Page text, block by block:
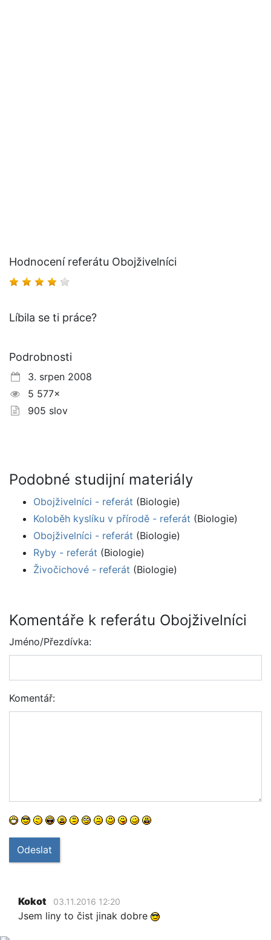
Hodnocení referátu Obojživelníci
Líbila se ti práce?
Podrobnosti
3. srpen 2008
5 577×
905 slov
Podobné studijní materiály
Obojživelníci - referát (Biologie)
Koloběh kyslíku v přírodě - referát (Biologie)
Obojživelníci - referát (Biologie)
Ryby - referát (Biologie)
Živočichové - referát (Biologie)
Komentáře k referátu Obojživelníci
Jméno/Přezdívka:
Komentář:
Odeslat
Kokot 03.11.2016 12:20
Jsem liny to čist jinak dobre